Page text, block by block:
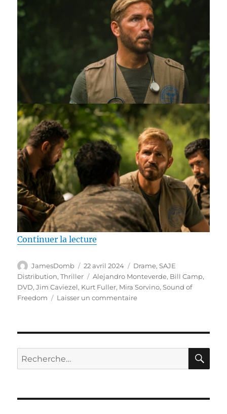
Continuer la lecture
Auteur
JamesDomb
Publié
le
22 avril 2024 Catégories
Drame,SAJE
Distribution,Thriller Étiquettes
Alejandro Monteverde, Bill Camp,
DVD,Jim Caviezel, Kurt Fuller, Mira Sorvino,Sound of
Freedom
Laisser un commentairesur
of
réalisé
Recherche
pour :